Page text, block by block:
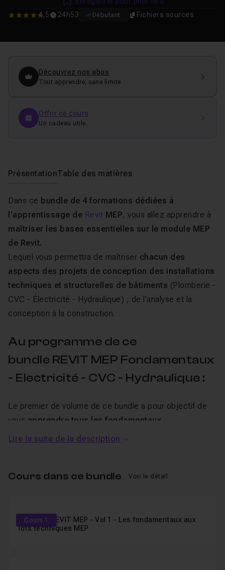
4.4545454545455
4,5 24h53 Débutant Fichiers sources
Découvrez nos abos
Tout apprendre, sans limite
Offrir ce cours
Un cadeau utile.
PrésentationTable des matières
Dans ce bundle de 4 formations dédiées à
l'apprentissage de Revit MEP, vous allez apprendre à
maîtriser les bases essentielles sur le module MEP
de Revit.
Lequel vous permettra de maîtriser chacun des
aspects des projets de conception des installations
techniques et structurelles de bâtiments (Plomberie -
CVC - Électricité - Hydraulique) ; de l’analyse et la
conception à la construction.
Au programme de ce
bundle REVIT MEP Fondamentaux
- Electricité - CVC - Hydraulique :
Le premier de volume de ce bundle a pour objectif de
vous apprendre tous les fondamentaux
indispensables à la maîtrise de Revit MEP
: découvrir l’interface et comprendre sa
partie Architectureet apprendre à démarrer
correctement un projet en MEP, etc.
Lire la suite de la description
Cours dans ce bundle Voir le détail
Cours 1
Maitriser REVIT MEP - Vol 1 - Les fondamentaux aux
lots techniques MEP